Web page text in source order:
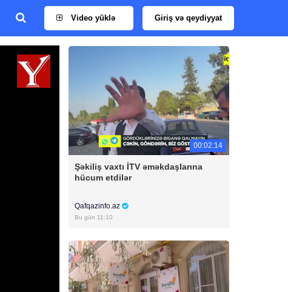
Video yüklə Giriş və qeydiyyat
00:02:14
Şəkiliş vaxtı İTV əməkdaşlarına
hücum etdilər
Qafqazinfo.az
Bu gün 11:10